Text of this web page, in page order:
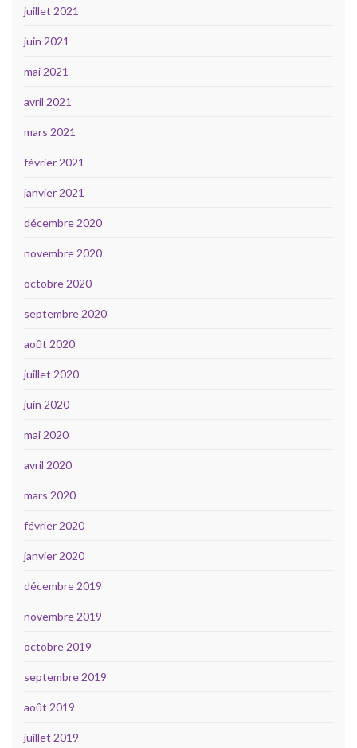
juillet 2021
juin 2021
mai 2021
avril 2021
mars 2021
février 2021
janvier 2021
décembre 2020
novembre 2020
octobre 2020
septembre 2020
août 2020
juillet 2020
juin 2020
mai 2020
avril 2020
mars 2020
février 2020
janvier 2020
décembre 2019
novembre 2019
octobre 2019
septembre 2019
août 2019
juillet 2019